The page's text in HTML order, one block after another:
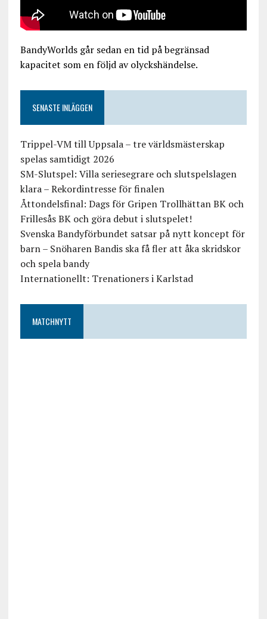
BandyWorlds går sedan en tid på begränsad
kapacitet som en följd av olyckshändelse.
SENASTE INLÄGGEN
Trippel-VM till Uppsala – tre världsmästerskap
spelas samtidigt 2026
SM-Slutspel: Villa seriesegrare och slutspelslagen
klara – Rekordintresse för finalen
Åttondelsfinal: Dags för Gripen Trollhättan BK och
Frillesås BK och göra debut i slutspelet!
Svenska Bandyförbundet satsar på nytt koncept för
barn – Snöharen Bandis ska få fler att åka skridskor
och spela bandy
Internationellt: Trenationers i Karlstad
MATCHNYTT